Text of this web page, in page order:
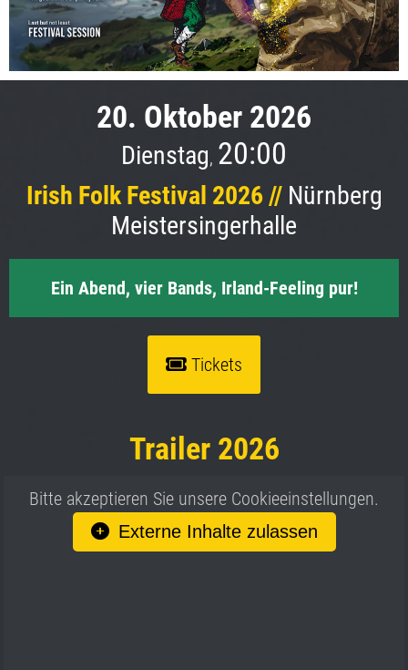
20. Oktober 2026
Dienstag, 20:00
Irish Folk Festival 2026 // Nürnberg
Meistersingerhalle
Ein Abend, vier Bands, Irland-Feeling pur!
Tickets
Trailer 2026
Bitte akzeptieren Sie unsere Cookieeinstellungen.
Externe Inhalte zulassen